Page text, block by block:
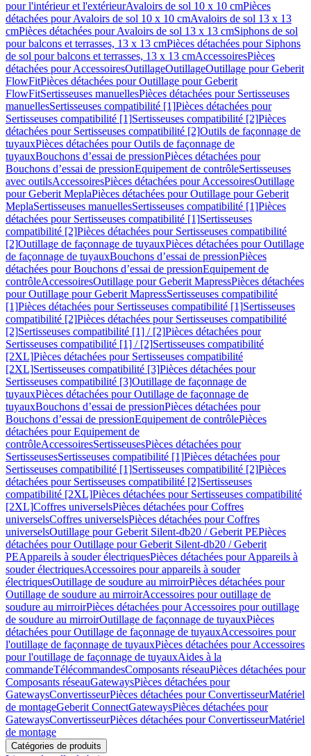
pour l'intérieur et l'extérieurAvaloirs de sol 10 x 10 cmPièces
détachées pour Avaloirs de sol 10 x 10 cmAvaloirs de sol 13 x 13
cmPièces détachées pour Avaloirs de sol 13 x 13 cmSiphons de sol
pour balcons et terrasses, 13 x 13 cmPièces détachées pour Siphons
de sol pour balcons et terrasses, 13 x 13 cmAccessoiresPièces
détachées pour AccessoiresOutillageOutillageOutillage pour Geberit
FlowFitPièces détachées pour Outillage pour Geberit
FlowFitSertisseuses manuellesPièces détachées pour Sertisseuses
manuellesSertisseuses compatibilité [1]Pièces détachées pour
Sertisseuses compatibilité [1]Sertisseuses compatibilité [2]Pièces
détachées pour Sertisseuses compatibilité [2]Outils de façonnage de
tuyauxPièces détachées pour Outils de façonnage de
tuyauxBouchons d’essai de pressionPièces détachées pour
Bouchons d’essai de pressionEquipement de contrôleSertisseuses
avec outilsAccessoiresPièces détachées pour AccessoiresOutillage
pour Geberit MeplaPièces détachées pour Outillage pour Geberit
MeplaSertisseuses manuellesSertisseuses compatibilité [1]Pièces
détachées pour Sertisseuses compatibilité [1]Sertisseuses
compatibilité [2]Pièces détachées pour Sertisseuses compatibilité
[2]Outillage de façonnage de tuyauxPièces détachées pour Outillage
de façonnage de tuyauxBouchons d’essai de pressionPièces
détachées pour Bouchons d’essai de pressionEquipement de
contrôleAccessoiresOutillage pour Geberit MapressPièces détachées
pour Outillage pour Geberit MapressSertisseuses compatibilité
[1]Pièces détachées pour Sertisseuses compatibilité [1]Sertisseuses
compatibilité [2]Pièces détachées pour Sertisseuses compatibilité
[2]Sertisseuses compatibilité [1] / [2]Pièces détachées pour
Sertisseuses compatibilité [1] / [2]Sertisseuses compatibilité
[2XL]Pièces détachées pour Sertisseuses compatibilité
[2XL]Sertisseuses compatibilité [3]Pièces détachées pour
Sertisseuses compatibilité [3]Outillage de façonnage de
tuyauxPièces détachées pour Outillage de façonnage de
tuyauxBouchons d’essai de pressionPièces détachées pour
Bouchons d’essai de pressionEquipement de contrôlePièces
détachées pour Equipement de
contrôleAccessoiresSertisseusesPièces détachées pour
SertisseusesSertisseuses compatibilité [1]Pièces détachées pour
Sertisseuses compatibilité [1]Sertisseuses compatibilité [2]Pièces
détachées pour Sertisseuses compatibilité [2]Sertisseuses
compatibilité [2XL]Pièces détachées pour Sertisseuses compatibilité
[2XL]Coffres universelsPièces détachées pour Coffres
universelsCoffres universelsPièces détachées pour Coffres
universelsOutillage pour Geberit Silent-db20 / Geberit PEPièces
détachées pour Outillage pour Geberit Silent-db20 / Geberit
PEAppareils à souder électriquesPièces détachées pour Appareils à
souder électriquesAccessoires pour appareils à souder
électriquesOutillage de soudure au mirroirPièces détachées pour
Outillage de soudure au mirroirAccessoires pour outillage de
soudure au mirroirPièces détachées pour Accessoires pour outillage
de soudure au mirroirOutillage de façonnage de tuyauxPièces
détachées pour Outillage de façonnage de tuyauxAccessoires pour
l'outillage de façonnage de tuyauxPièces détachées pour Accessoires
pour l'outillage de façonnage de tuyauxAides à la
commandeTélécommandesComposants réseauPièces détachées pour
Composants réseauGatewaysPièces détachées pour
GatewaysConvertisseurPièces détachées pour ConvertisseurMatériel
de montageGeberit ConnectGatewaysPièces détachées pour
GatewaysConvertisseurPièces détachées pour ConvertisseurMatériel
de montage
Catégories de produits